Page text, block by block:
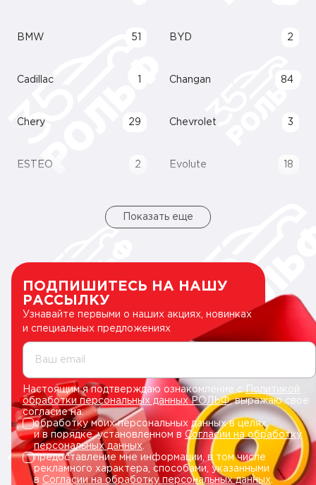
BMW 51 BYD 2
Cadillac Changan 84
Chery 29 Chevrolet 3
ESTEO 2 Evolute 18
Показать еще
ПОДПИШИТЕСЬ НА НАШУ
РАССЫЛКУ
Узнавайте первыми о наших акциях, новинках
и специальных предложениях
Ваш email
Настоящим я подтверждаю ознакомление сПолитикой
обработки персональных данных РОЛЬФ, выражаю свое
согласие на:
обработку моих персональных данных в целях
и в порядке, установленном в Согласии на обработку
персональных данных.
предоставление мне информации, в том числе
рекламного характера, способами, указанными
в Согласии на обработку персональных данных